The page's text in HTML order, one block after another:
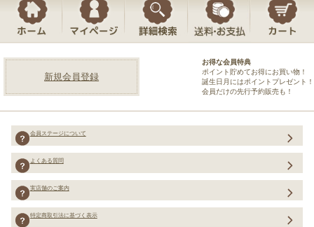
新規会員登録
お得な会員特典
ポイント貯めてお得にお買い物！
誕生日月にはポイントプレゼント！
会員だけの先行予約販売も！
会員ステージについて
よくある質問
実店舗のご案内
特定商取引法に基づく表示